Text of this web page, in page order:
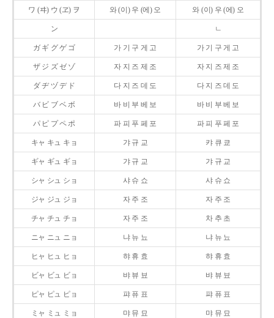
ワ (ヰ) ウ (ヱ) ヲ 와 (이) 우 (에) 오 와 (이) 우 (에) 오
ン ㄴ
ガ ギ グ ゲ ゴ 가 기 구 게 고 가 기 구 게 고
ザ ジ ズ ゼ ゾ 자 지 즈 제 조 자 지 즈 제 조
ダ ヂ ヅ デ ド 다 지 즈 데 도 다 지 즈 데 도
バ ビ ブ ベ ボ 바 비 부 베 보 바 비 부 베 보
パ ピ プ ペ ポ 파 피 푸 페 포 파 피 푸 페 포
キャ キュ キョ 갸 규 교 캬 큐 쿄
ギャ ギュ ギョ 갸 규 교 갸 규 교
シャ シュ ショ 샤 슈 쇼 샤 슈 쇼
ジャ ジュ ジョ 자 주 조 자 주 조
チャ チュ チョ 자 주 조 차 추 초
ニャ ニュ ニョ 냐 뉴 뇨 냐 뉴 뇨
ヒャ ヒュ ヒョ 햐 휴 효 햐 휴 효
ビャ ビュ ビョ 뱌 뷰 뵤 뱌 뷰 뵤
ピャ ピュ ピョ 퍄 퓨 표 퍄 퓨 표
ミャ ミュ ミョ 먀 뮤 묘 먀 뮤 묘